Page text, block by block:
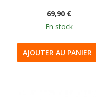
69,90 €
En stock
AJOUTER AU PANIER